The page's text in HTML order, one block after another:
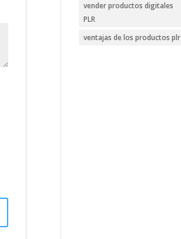
vender productos digitales
PLR
ventajas de los productos plr